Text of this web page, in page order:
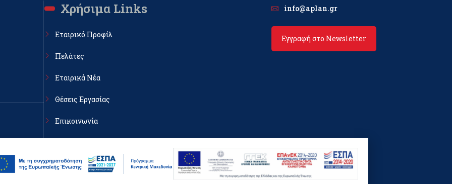
ΤΚ
Χρήσιμα Links
Εταιρικό Προφίλ
Πελάτες
Εταιρικά Νέα
Θέσεις Εργασίας
Επικοινωνία
info@aplan.gr
Εγγραφή στο Newsletter